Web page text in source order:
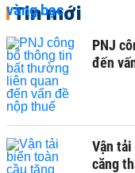
Tin mới
PNJ
đến
Vận
căng